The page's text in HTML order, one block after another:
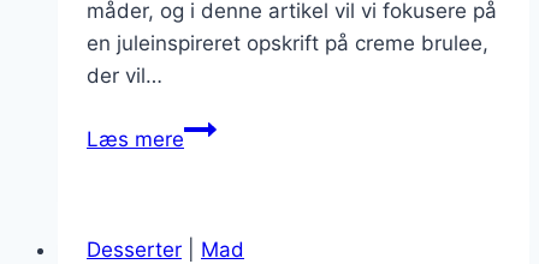
måder, og i denne artikel vil vi fokusere på
en juleinspireret opskrift på creme brulee,
der vil…
Læs mereSæsonens
opskrift
Desserter Mad